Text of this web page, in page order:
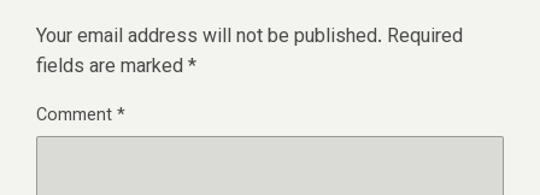
Your email address will not be published. Required
fields are marked *
Comment*